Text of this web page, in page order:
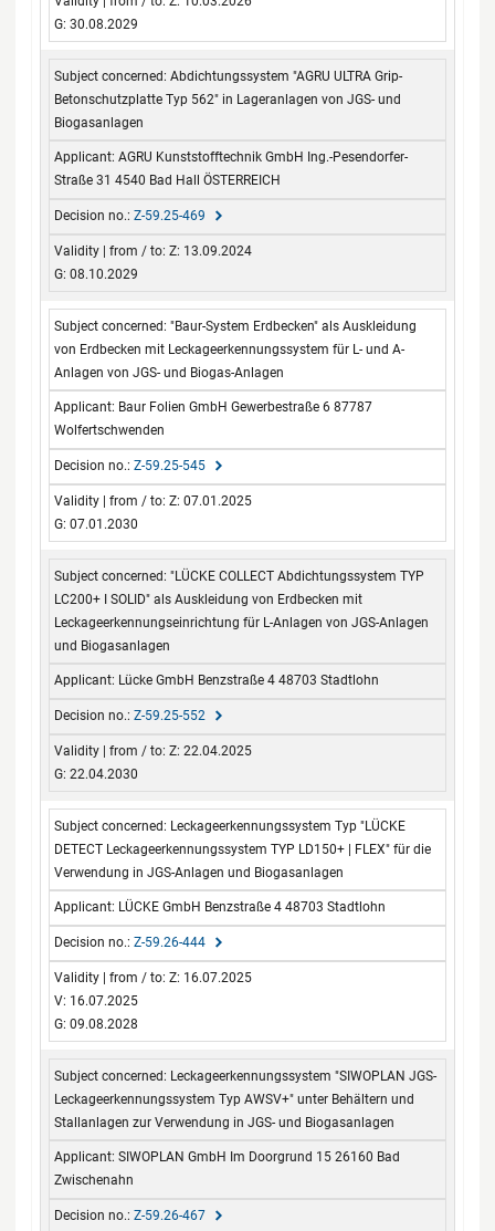
G: 30.08.2029
Abdichtungssystem "AGRU ULTRA Grip-
Betonschutzplatte Typ 562" in Lageranlagen von JGS- und
Biogasanlagen
AGRU Kunststofftechnik GmbH Ing.-Pesendorfer-
Straße 31 4540 Bad Hall ÖSTERREICH
Z-59.25-469
Z: 13.09.2024
G: 08.10.2029
"Baur-System Erdbecken" als Auskleidung
von Erdbecken mit Leckageerkennungssystem für L- und A-
Anlagen von JGS- und Biogas-Anlagen
Baur Folien GmbH Gewerbestraße 6 87787
Wolfertschwenden
Z-59.25-545
Z: 07.01.2025
G: 07.01.2030
"LÜCKE COLLECT Abdichtungssystem TYP
LC200+ I SOLID" als Auskleidung von Erdbecken mit
Leckageerkennungseinrichtung für L-Anlagen von JGS-Anlagen
und Biogasanlagen
Lücke GmbH Benzstraße 4 48703 Stadtlohn
Z-59.25-552
Z: 22.04.2025
G: 22.04.2030
Leckageerkennungssystem Typ "LÜCKE
DETECT Leckageerkennungssystem TYP LD150+ | FLEX" für die
Verwendung in JGS-Anlagen und Biogasanlagen
LÜCKE GmbH Benzstraße 4 48703 Stadtlohn
Z-59.26-444
Z: 16.07.2025
V: 16.07.2025
G: 09.08.2028
Leckageerkennungssystem "SIWOPLAN JGS-
Leckageerkennungssystem Typ AWSV+" unter Behältern und
Stallanlagen zur Verwendung in JGS- und Biogasanlagen
SIWOPLAN GmbH Im Doorgrund 15 26160 Bad
Zwischenahn
Z-59.26-467